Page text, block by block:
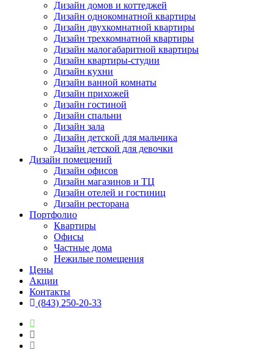
Дизайн домов и коттеджей
Дизайн однокомнатной квартиры
Дизайн двухкомнатной квартиры
Дизайн трехкомнатной квартиры
Дизайн малогабаритной квартиры
Дизайн квартиры-студии
Дизайн кухни
Дизайн ванной комнаты
Дизайн прихожей
Дизайн гостиной
Дизайн спальни
Дизайн зала
Дизайн детской для мальчика
Дизайн детской для девочки
Дизайн помещений
Дизайн офисов
Дизайн магазинов и ТЦ
Дизайн отелей и гостиниц
Дизайн ресторана
Портфолио
Квартиры
Офисы
Частные дома
Нежилые помещения
Цены
Акции
Контакты
(843) 250-20-33